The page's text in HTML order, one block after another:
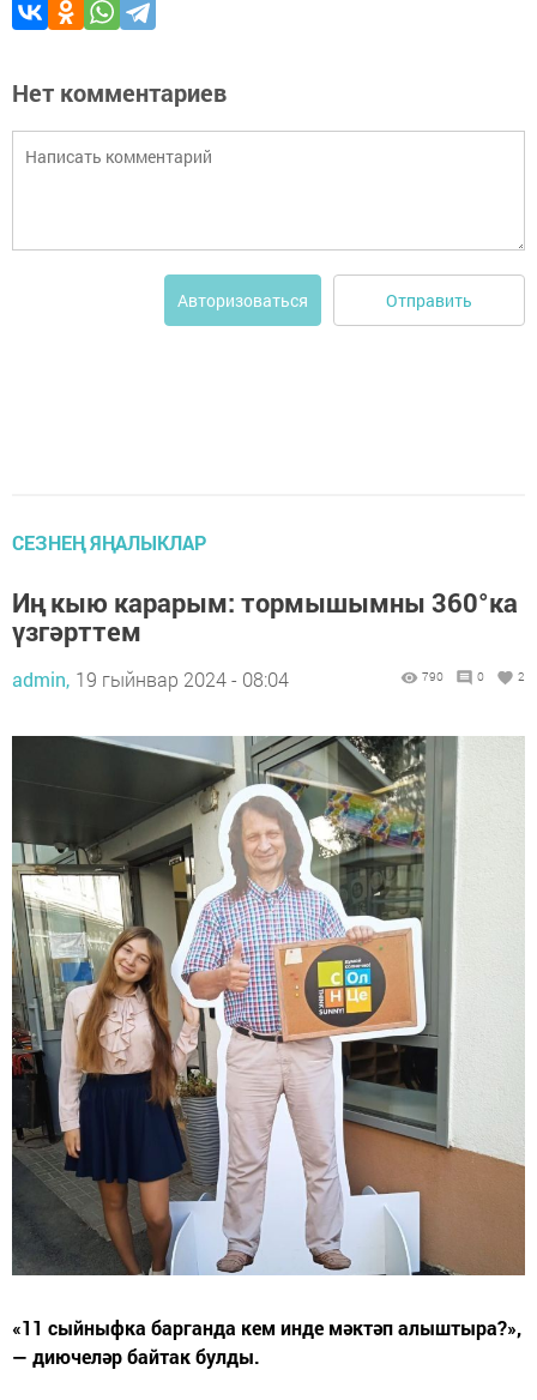
Нет комментариев
Авторизоваться Отправить
СЕЗНЕҢ ЯҢАЛЫКЛАР
Иң кыю карарым: тормышымны 360°ка
үзгәрттем
admin, 19 гыйнвар 2024 - 08:04 790 0 2
«11 сыйныфка барганда кем инде мәктәп алыштыра?»,
— диючеләр байтак булды.